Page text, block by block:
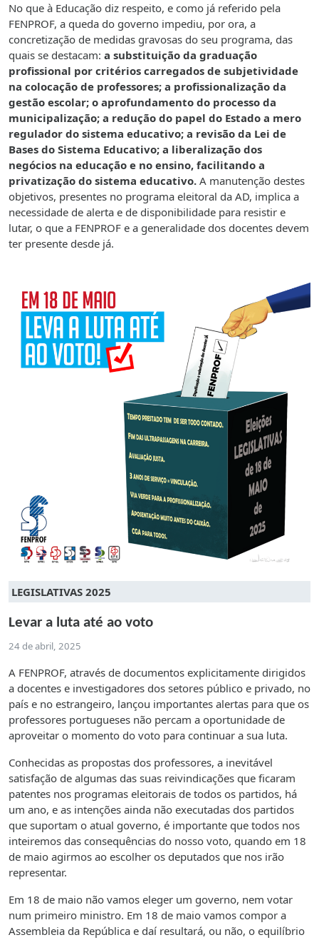
No que à Educação diz respeito, e como já referido pela
FENPROF, a queda do governo impediu, por ora, a
concretização de medidas gravosas do seu programa, das
quais se destacam: a substituição da graduação
profissional por critérios carregados de subjetividade
na colocação de professores; a profissionalização da
gestão escolar; o aprofundamento do processo da
municipalização; a redução do papel do Estado a mero
regulador do sistema educativo; a revisão da Lei de
Bases do Sistema Educativo; a liberalização dos
negócios na educação e no ensino, facilitando a
privatização do sistema educativo. A manutenção destes
objetivos, presentes no programa eleitoral da AD, implica a
necessidade de alerta e de disponibilidade para resistir e
lutar, o que a FENPROF e a generalidade dos docentes devem
ter presente desde já.
LEGISLATIVAS 2025
Levar a luta até ao voto
24 de abril, 2025
A FENPROF, através de documentos explicitamente dirigidos
a docentes e investigadores dos setores público e privado, no
país e no estrangeiro, lançou importantes alertas para que os
professores portugueses não percam a oportunidade de
aproveitar o momento do voto para continuar a sua luta.
Conhecidas as propostas dos professores, a inevitável
satisfação de algumas das suas reivindicações que ficaram
patentes nos programas eleitorais de todos os partidos, há
um ano, e as intenções ainda não executadas dos partidos
que suportam o atual governo, é importante que todos nos
inteiremos das consequências do nosso voto, quando em 18
de maio agirmos ao escolher os deputados que nos irão
representar.
Em 18 de maio não vamos eleger um governo, nem votar
num primeiro ministro. Em 18 de maio vamos compor a
Assembleia da República e daí resultará, ou não, o equilíbrio